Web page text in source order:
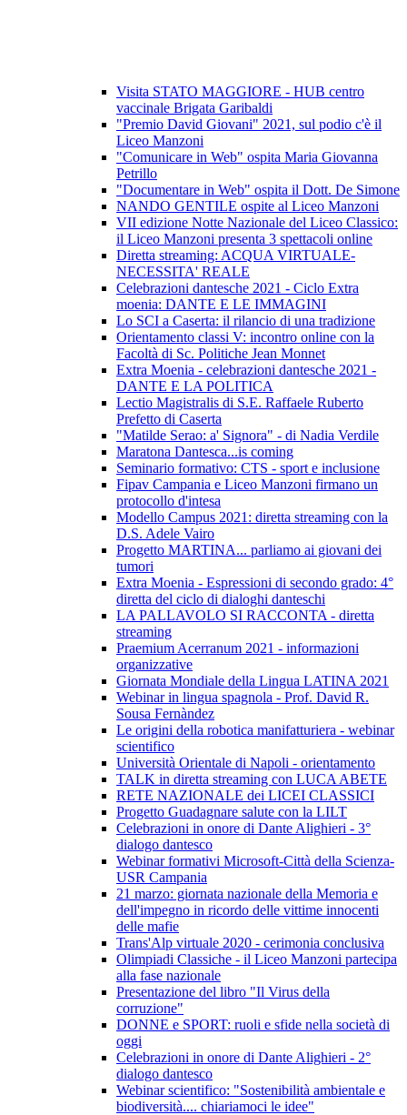
Visita STATO MAGGIORE - HUB centro
vaccinale Brigata Garibaldi
"Premio David Giovani" 2021, sul podio c'è il
Liceo Manzoni
"Comunicare in Web" ospita Maria Giovanna
Petrillo
"Documentare in Web" ospita il Dott. De Simone
NANDO GENTILE ospite al Liceo Manzoni
VII edizione Notte Nazionale del Liceo Classico:
il Liceo Manzoni presenta 3 spettacoli online
Diretta streaming: ACQUA VIRTUALE-
NECESSITA' REALE
Celebrazioni dantesche 2021 - Ciclo Extra
moenia: DANTE E LE IMMAGINI
Lo SCI a Caserta: il rilancio di una tradizione
Orientamento classi V: incontro online con la
Facoltà di Sc. Politiche Jean Monnet
Extra Moenia - celebrazioni dantesche 2021 -
DANTE E LA POLITICA
Lectio Magistralis di S.E. Raffaele Ruberto
Prefetto di Caserta
"Matilde Serao: a' Signora" - di Nadia Verdile
Maratona Dantesca...is coming
Seminario formativo: CTS - sport e inclusione
Fipav Campania e Liceo Manzoni firmano un
protocollo d'intesa
Modello Campus 2021: diretta streaming con la
D.S. Adele Vairo
Progetto MARTINA... parliamo ai giovani dei
tumori
Extra Moenia - Espressioni di secondo grado: 4°
diretta del ciclo di dialoghi danteschi
LA PALLAVOLO SI RACCONTA - diretta
streaming
Praemium Acerranum 2021 - informazioni
organizzative
Giornata Mondiale della Lingua LATINA 2021
Webinar in lingua spagnola - Prof. David R.
Sousa Fernàndez
Le origini della robotica manifatturiera - webinar
scientifico
Università Orientale di Napoli - orientamento
TALK in diretta streaming con LUCA ABETE
RETE NAZIONALE dei LICEI CLASSICI
Progetto Guadagnare salute con la LILT
Celebrazioni in onore di Dante Alighieri - 3°
dialogo dantesco
Webinar formativi Microsoft-Città della Scienza-
USR Campania
21 marzo: giornata nazionale della Memoria e
dell'impegno in ricordo delle vittime innocenti
delle mafie
Trans'Alp virtuale 2020 - cerimonia conclusiva
Olimpiadi Classiche - il Liceo Manzoni partecipa
alla fase nazionale
Presentazione del libro "Il Virus della
corruzione"
DONNE e SPORT: ruoli e sfide nella società di
oggi
Celebrazioni in onore di Dante Alighieri - 2°
dialogo dantesco
Webinar scientifico: "Sostenibilità ambientale e
biodiversità.... chiariamoci le idee"